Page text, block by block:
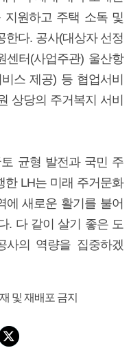
원하고 주택 소독 및
한다. 공사(대상자 선정
센터(사업주관) 울산항
스 제공) 등 협업서비
상당의 주거복지 서비
균형 발전과 국민 주
한 LH는 미래 주거문화
에 새로운 활기를 불어
. 다 같이 살기 좋은 도
사의 역량을 집중하겠
및 재배포 금지